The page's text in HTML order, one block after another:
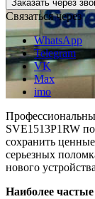
Заказать через
Связаться через
WhatsApp
Telegram
VK
Max
imo
SVE1513P1RW
сохранить
серьезных
нового
Наиболее